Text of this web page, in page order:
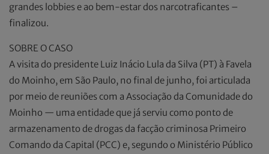
grandes lobbies e ao bem-estar dos narcotraficantes –
finalizou.
SOBRE O CASO
A visita do presidente Luiz Inácio Lula da Silva (PT) à Favela
do Moinho, em São Paulo, no final de junho, foi articulada
por meio de reuniões com a Associação da Comunidade do
Moinho — uma entidade que já serviu como ponto de
armazenamento de drogas da facção criminosa Primeiro
Comando da Capital (PCC) e, segundo o Ministério Público